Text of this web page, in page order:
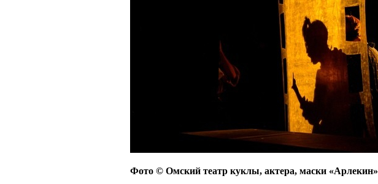
Фото © Омский театр куклы, актера, маски «Арлекин»